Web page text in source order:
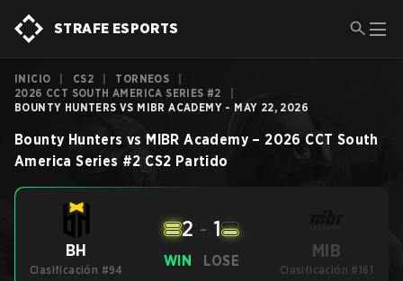
STRAFE ESPORTS
INICIO CS2 TORNEOS
2026 CCT SOUTH AMERICA SERIES #2
BOUNTY HUNTERS VS MIBR ACADEMY - MAY 22, 2026
Bounty Hunters vs MIBR Academy – 2026 CCT South
America Series #2 CS2 Partido
BH
Clasificación #94
WIN
2 - 1
LOSE MIB
Clasificación #161